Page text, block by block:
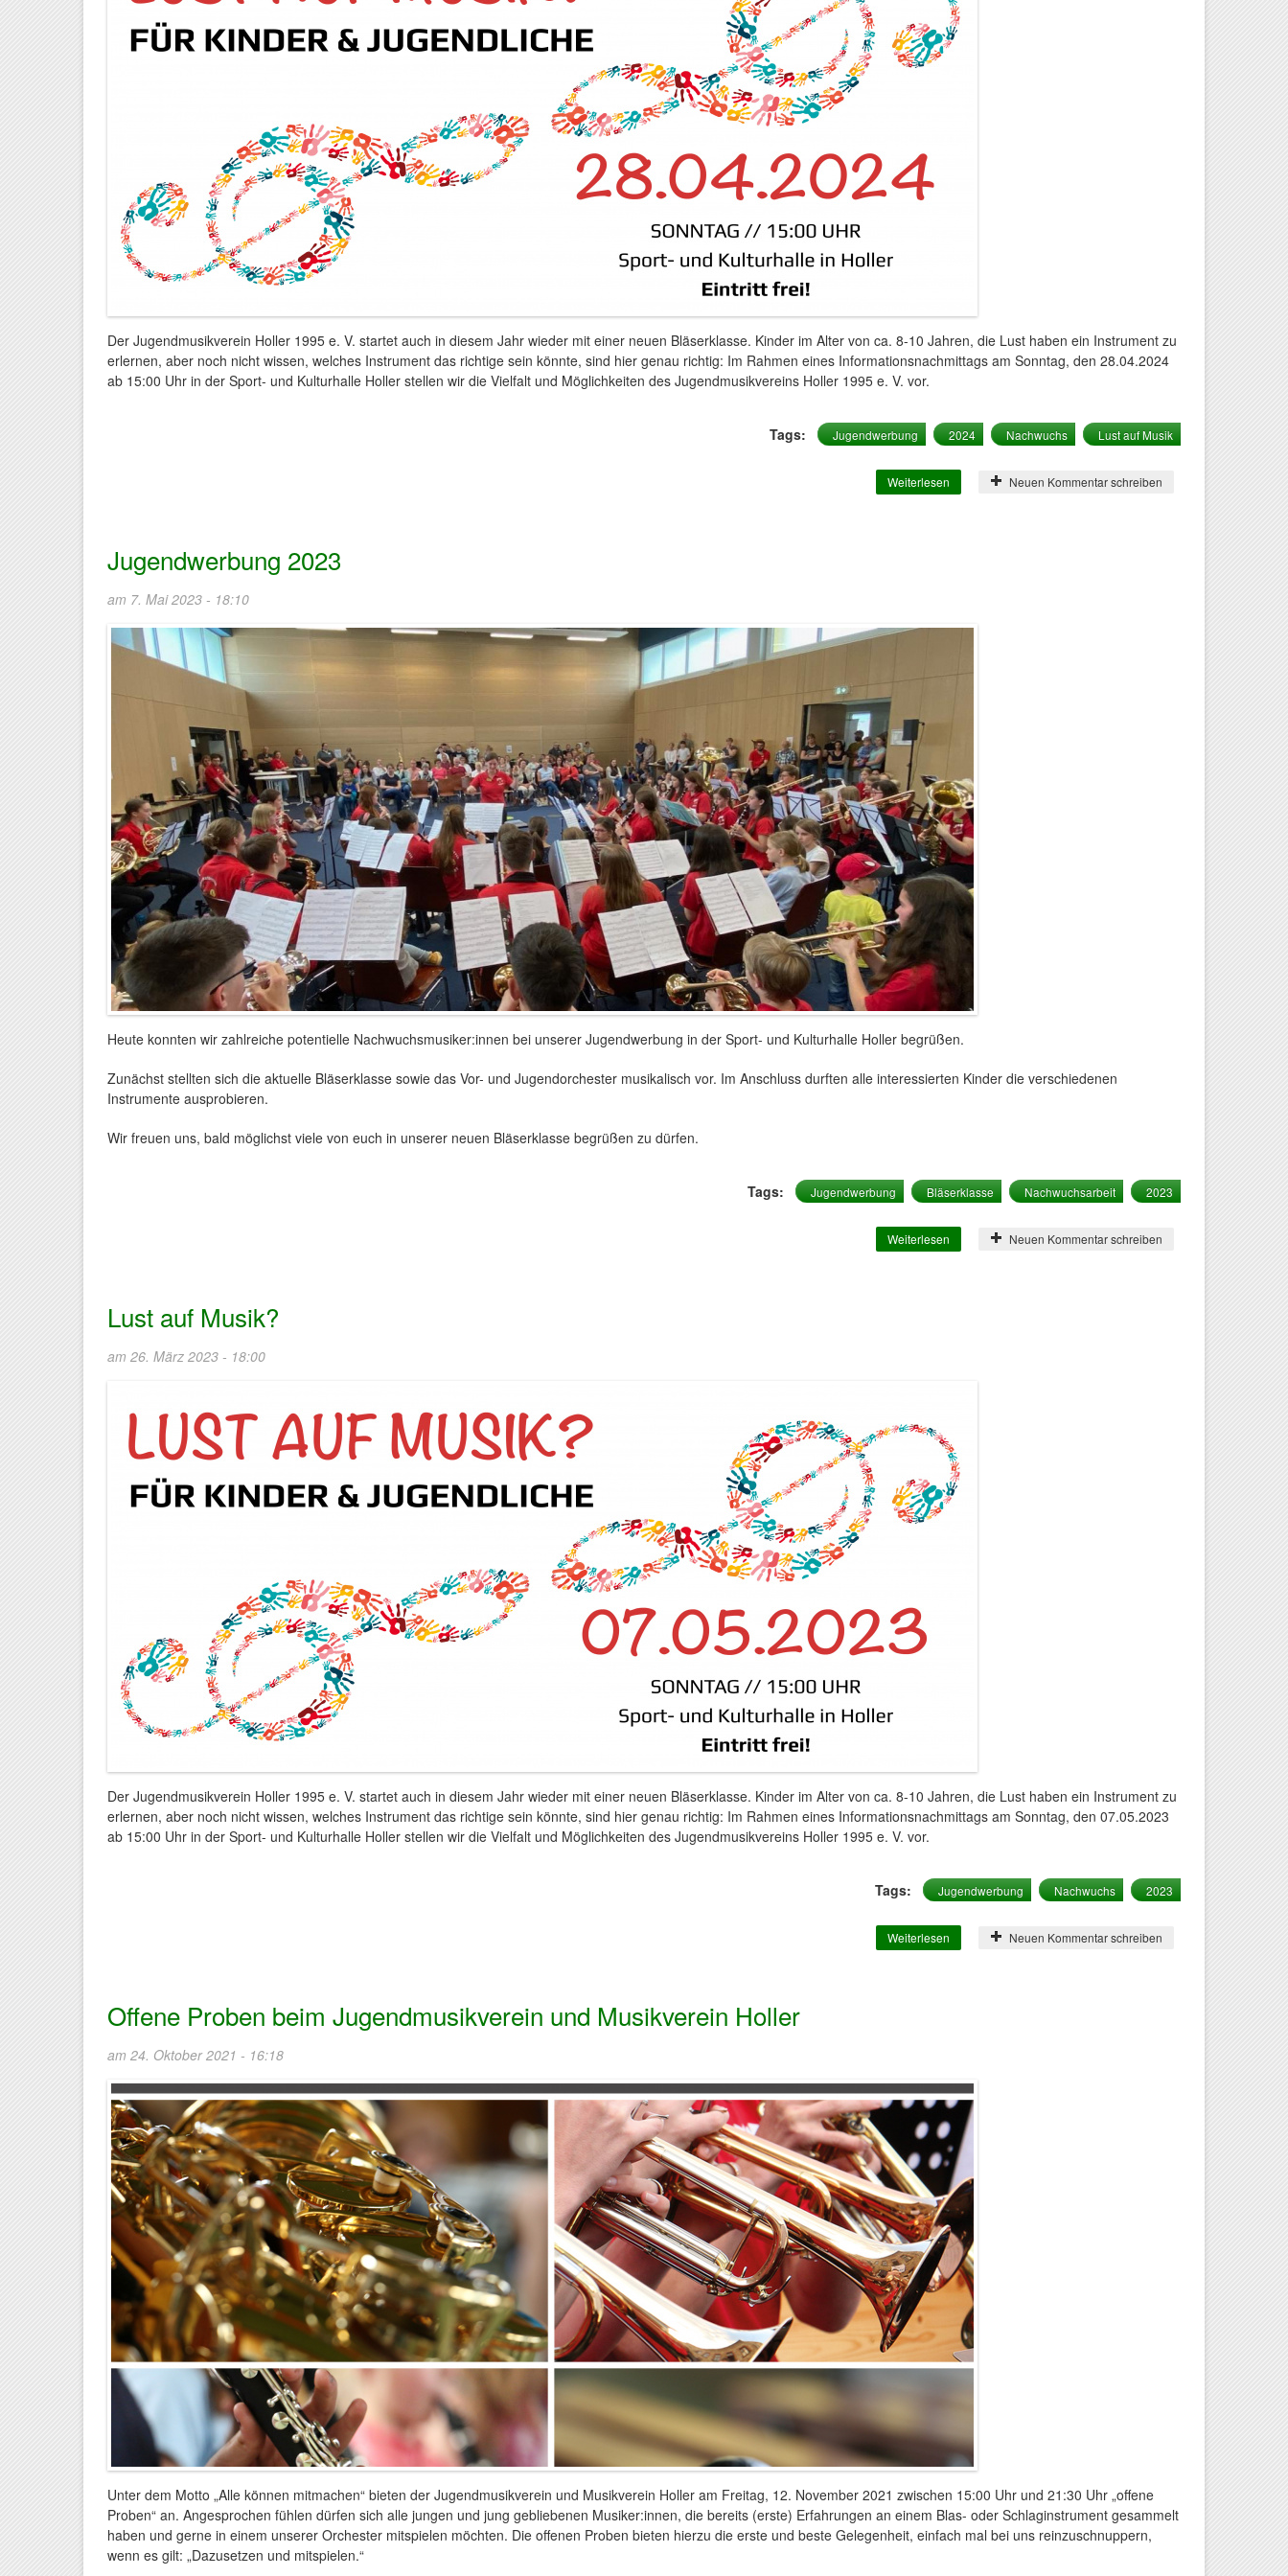
Der Jugendmusikverein Holler 1995 e. V. startet auch in diesem Jahr wieder mit einer neuen Bläserklasse. Kinder im Alter von ca. 8-10 Jahren, die Lust haben ein Instrument zu
erlernen, aber noch nicht wissen, welches Instrument das richtige sein könnte, sind hier genau richtig: Im Rahmen eines Informationsnachmittags am Sonntag, den 28.04.2024
ab 15:00 Uhr in der Sport- und Kulturhalle Holler stellen wir die Vielfalt und Möglichkeiten des Jugendmusikvereins Holler 1995 e. V. vor.
Tags: Jugendwerbung 2024 Nachwuchs Lust auf Musik
Weiterlesen
über Lust auf Musik? - Jugendwerbung
Neuen Kommentar schreiben
Jugendwerbung 2023
am 7. Mai 2023 - 18:10
Heute konnten wir zahlreiche potentielle Nachwuchsmusiker:innen bei unserer Jugendwerbung in der Sport- und Kulturhalle Holler begrüßen.
Zunächst stellten sich die aktuelle Bläserklasse sowie das Vor- und Jugendorchester musikalisch vor. Im Anschluss durften alle interessierten Kinder die verschiedenen
Instrumente ausprobieren.
Wir freuen uns, bald möglichst viele von euch in unserer neuen Bläserklasse begrüßen zu dürfen.
Tags: Jugendwerbung Bläserklasse Nachwuchsarbeit 2023
Weiterlesen über Jugendwerbung 2023
Neuen Kommentar schreiben
Lust auf Musik?
am 26. März 2023 - 18:00
Der Jugendmusikverein Holler 1995 e. V. startet auch in diesem Jahr wieder mit einer neuen Bläserklasse. Kinder im Alter von ca. 8-10 Jahren, die Lust haben ein Instrument zu
erlernen, aber noch nicht wissen, welches Instrument das richtige sein könnte, sind hier genau richtig: Im Rahmen eines Informationsnachmittags am Sonntag, den 07.05.2023
ab 15:00 Uhr in der Sport- und Kulturhalle Holler stellen wir die Vielfalt und Möglichkeiten des Jugendmusikvereins Holler 1995 e. V. vor.
Tags: Jugendwerbung Nachwuchs 2023
Weiterlesen über Lust auf Musik?Neuen Kommentar schreiben
Offene Proben beim Jugendmusikverein und Musikverein Holler
am 24. Oktober 2021 - 16:18
Unter dem Motto „Alle können mitmachen“ bieten der Jugendmusikverein und Musikverein Holler am Freitag, 12. November 2021 zwischen 15:00 Uhr und 21:30 Uhr „offene
Proben“ an. Angesprochen fühlen dürfen sich alle jungen und jung gebliebenen Musiker:innen, die bereits (erste) Erfahrungen an einem Blas- oder Schlaginstrument gesammelt
haben und gerne in einem unserer Orchester mitspielen möchten. Die offenen Proben bieten hierzu die erste und beste Gelegenheit, einfach mal bei uns reinzuschnuppern,
wenn es gilt: „Dazusetzen und mitspielen.“